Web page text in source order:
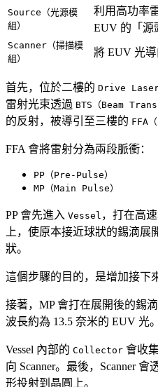
Source（光源模
組）
利用高功率
EUV 的「源
Scanner（掃描模
組）
將 EUV 光
首先，位於二樓的 Drive
雷射光束透過 BTS（Beam
的反射，被導引至三樓的 FFA
FFA 會將雷射分為兩段脈衝：
PP（Pre-Pulse）
MP（Main Pulse）
PP 會先進入 Vessel ，打在高
上，使原本接近球狀的錫滴展
狀。
這個步驟的目的，是增加接下
接著，MP 會打在展開後的錫
波長約為 13.5 奈米的 EUV 光。
Vessel 內部的 Collector 會收
向 Scanner。最後，Scanner
形投射到晶圓上。